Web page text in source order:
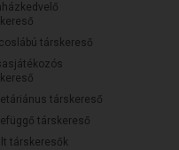
társkereső
társkereső
társkereső
társkeresők